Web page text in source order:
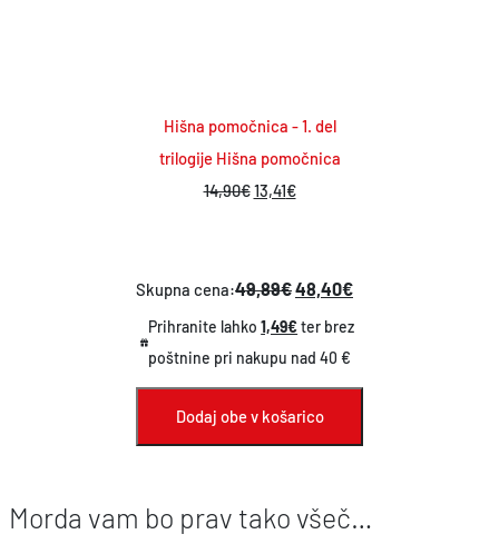
Hišna pomočnica - 1. del
trilogije Hišna pomočnica
14,90€I
i
n
a
c
e
a
13,41€T
n
u
t
n
a
c
n
Skupna cena:49,89€48,40€
Prihranite lahko1,49€ter brez
poštnine pri nakupu nad 40 €
Dodaj obe v košarico
Morda vam bo prav tako všeč…